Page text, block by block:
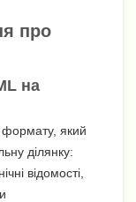
про
на
який
ділянку:
відомості,